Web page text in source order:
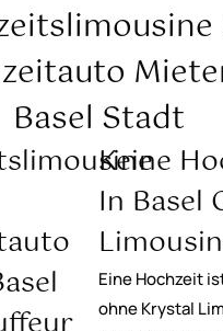
Basel Stadt
Keine
In Basel
Eine Hochzeit
ohne Krystal